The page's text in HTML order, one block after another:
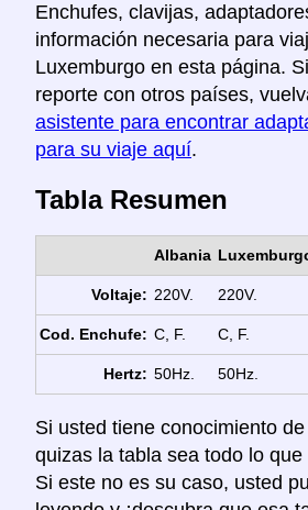
Enchufes, clavijas,
información necesaria para
Luxemburgo en esta página.
reporte con otros países,
asistente para encontrar
para su viaje aquí.
Tabla Resumen
Albania
Voltaje: 220V. 220V.
Cod. Enchufe: C, F. C, F.
Hertz: 50Hz. 50Hz.
Si usted tiene conocimiento
quizas la tabla sea todo lo que
Si este no es su caso, usted